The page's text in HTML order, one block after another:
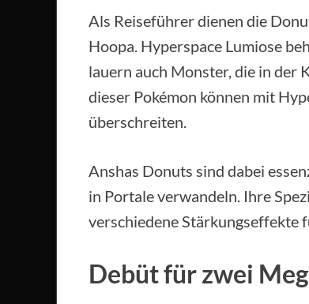
Als Reiseführer dienen die
Hoopa. Hyperspace Lumiose
lauern auch Monster, die in der
dieser Pokémon können mit
überschreiten.
Anshas Donuts sind dabei
in Portale verwandeln. Ihre
verschiedene Stärkungseffekte
Debüt für zwei